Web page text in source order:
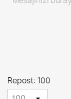
Repost: 100